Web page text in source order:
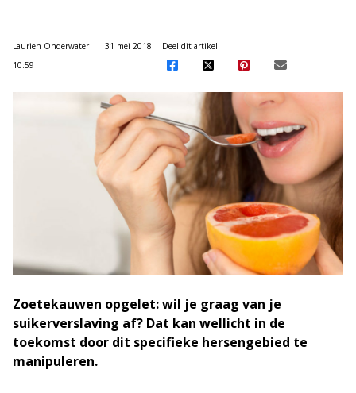
Laurien Onderwater
31 mei 2018
10:59
Deel dit artikel:
Zoetekauwen opgelet: wil je graag van je
suikerverslaving af? Dat kan wellicht in de
toekomst door dit specifieke hersengebied te
manipuleren.